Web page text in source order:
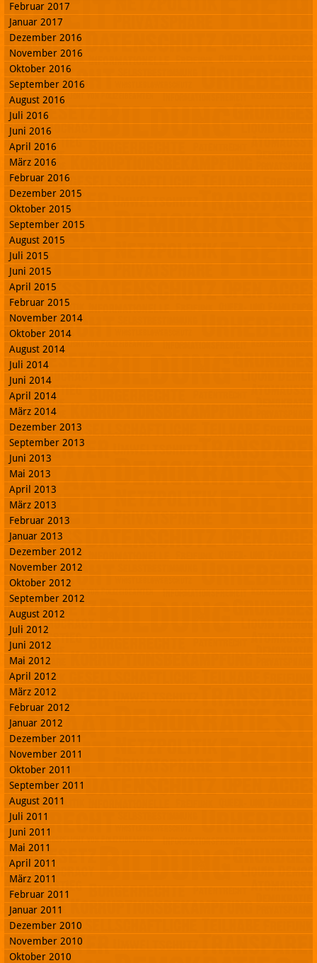
Februar 2017
Januar 2017
Dezember 2016
November 2016
Oktober 2016
September 2016
August 2016
Juli 2016
Juni 2016
April 2016
März 2016
Februar 2016
Dezember 2015
Oktober 2015
September 2015
August 2015
Juli 2015
Juni 2015
April 2015
Februar 2015
November 2014
Oktober 2014
August 2014
Juli 2014
Juni 2014
April 2014
März 2014
Dezember 2013
September 2013
Juni 2013
Mai 2013
April 2013
März 2013
Februar 2013
Januar 2013
Dezember 2012
November 2012
Oktober 2012
September 2012
August 2012
Juli 2012
Juni 2012
Mai 2012
April 2012
März 2012
Februar 2012
Januar 2012
Dezember 2011
November 2011
Oktober 2011
September 2011
August 2011
Juli 2011
Juni 2011
Mai 2011
April 2011
März 2011
Februar 2011
Januar 2011
Dezember 2010
November 2010
Oktober 2010